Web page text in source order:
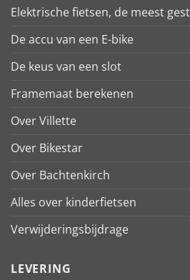
Elektrische fietsen, de meest
De accu van een E-bike
De keus van een slot
Framemaat berekenen
Over Villette
Over Bikestar
Over Bachtenkirch
Alles over kinderfietsen
Verwijderingsbijdrage
LEVERING